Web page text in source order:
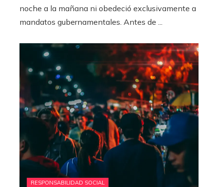
noche a la mañana ni obedeció exclusivamente a
mandatos gubernamentales. Antes de ...
RESPONSABILIDAD SOCIAL